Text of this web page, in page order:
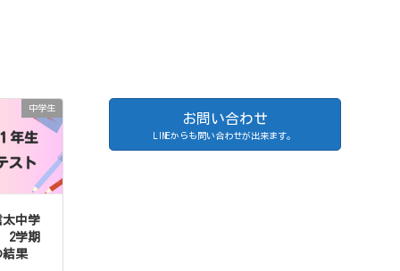
中学生
太中学
2学期
結果
お問い合わせ
LINEからも問い合わせが出来ます。